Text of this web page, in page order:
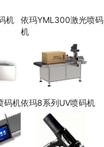
机
依玛YML300激光喷码
机
码机依玛8系列UV喷码机